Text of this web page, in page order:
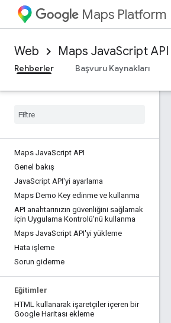
Maps Platform
Web Maps JavaScript API
Rehberler
Başvuru Kaynakları
Maps JavaScript API
Genel bakış
JavaScript API'yi ayarlama
Maps Demo Key edinme ve kullanma
API anahtarınızın güvenliğini sağlamak
için Uygulama Kontrolü'nü kullanma
Maps JavaScript API'yi yükleme
Hata işleme
Sorun giderme
Eğitimler
HTML kullanarak işaretçiler içeren bir
Google Haritası ekleme